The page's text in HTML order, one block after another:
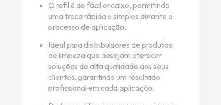
O refil é de fácil encaixe, permitindo
uma troca rápida e simples durante o
processo de aplicação.
Ideal para distribuidores de produtos
de limpeza que desejam oferecer
soluções de alta qualidade aos seus
clientes, garantindo um resultado
profissional em cada aplicação.